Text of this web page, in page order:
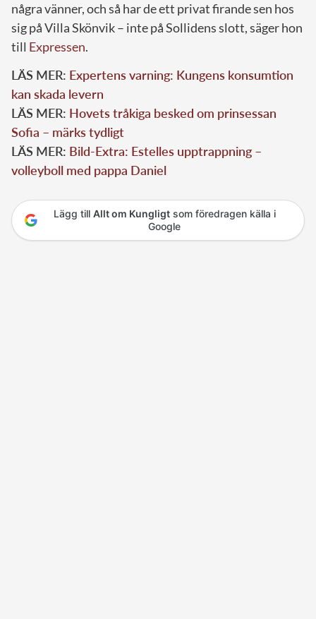
några vänner, och så har de ett privat firande sen hos
sig på Villa Skönvik – inte på Sollidens slott, säger hon
till Expressen.
LÄS MER: Expertens varning: Kungens konsumtion
kan skada levern
LÄS MER: Hovets tråkiga besked om prinsessan
Sofia – märks tydligt
LÄS MER: Bild-Extra: Estelles upptrappning –
volleyboll med pappa Daniel
Lägg till Allt om Kungligtsom föredragen källa i
Google